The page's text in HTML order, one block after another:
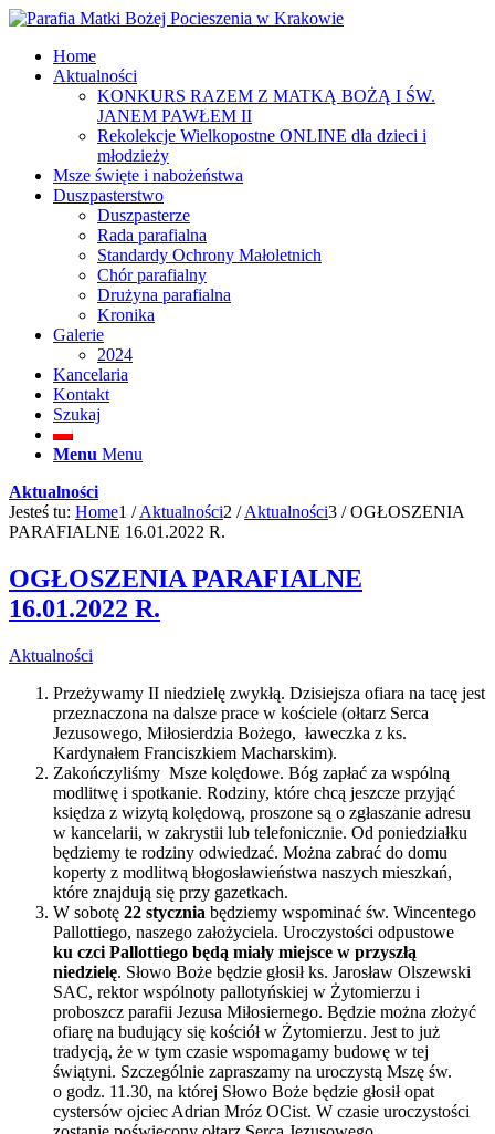
Home
Aktualności
KONKURS RAZEM Z MATKĄ BOŻĄ I ŚW.
JANEM PAWŁEM II
Rekolekcje Wielkopostne ONLINE dla dzieci i
młodzieży
Msze święte i nabożeństwa
Duszpasterstwo
Duszpasterze
Rada parafialna
Standardy Ochrony Małoletnich
Chór parafialny
Drużyna parafialna
Kronika
Galerie
2024
Kancelaria
Kontakt
Szukaj
Menu Menu
Aktualności
Jesteś tu: Home1 / Aktualności2 / Aktualności3 / OGŁOSZENIA
PARAFIALNE 16.01.2022 R.
OGŁOSZENIA PARAFIALNE
16.01.2022 R.
Aktualności
Przeżywamy II niedzielę zwykłą. Dzisiejsza ofiara na tacę jest
przeznaczona na dalsze prace w kościele (ołtarz Serca
Jezusowego, Miłosierdzia Bożego, ławeczka z ks.
Kardynałem Franciszkiem Macharskim).
Zakończyliśmy Msze kolędowe. Bóg zapłać za wspólną
modlitwę i spotkanie. Rodziny, które chcą jeszcze przyjąć
księdza z wizytą kolędową, proszone są o zgłaszanie adresu
w kancelarii, w zakrystii lub telefonicznie. Od poniedziałku
będziemy te rodziny odwiedzać. Można zabrać do domu
koperty z modlitwą błogosławieństwa naszych mieszkań,
które znajdują się przy gazetkach.
W sobotę 22 stycznia będziemy wspominać św. Wincentego
Pallottiego, naszego założyciela. Uroczystości odpustowe
ku czci Pallottiego będą miały miejsce w przyszłą
niedzielę. Słowo Boże będzie głosił ks. Jarosław Olszewski
SAC, rektor wspólnoty pallotyńskiej w Żytomierzu i
proboszcz parafii Jezusa Miłosiernego. Będzie można złożyć
ofiarę na budujący się kościół w Żytomierzu. Jest to już
tradycją, że w tym czasie wspomagamy budowę w tej
świątyni. Szczególnie zapraszamy na uroczystą Mszę św.
o godz. 11.30, na której Słowo Boże będzie głosił opat
cystersów ojciec Adrian Mróz OCist. W czasie uroczystości